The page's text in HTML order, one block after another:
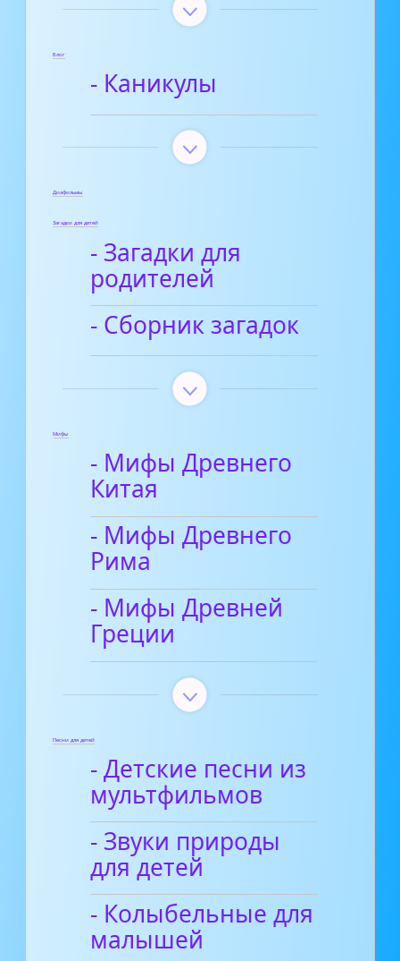
Блог
- Каникулы
Диафильмы
Загадки для детей
- Загадки для
родителей
- Сборник загадок
Мифы
- Мифы Древнего
Китая
- Мифы Древнего
Рима
- Мифы Древней
Греции
Песни для детей
- Детские песни из
мультфильмов
- Звуки природы
для детей
- Колыбельные для
малышей